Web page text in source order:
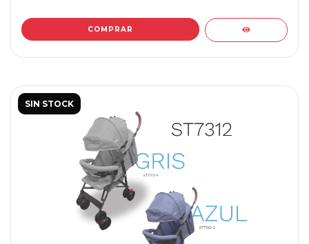
SIN STOCK